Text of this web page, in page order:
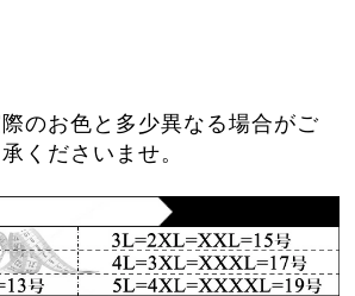
のお色と多少異なる場合がご
くださいませ。